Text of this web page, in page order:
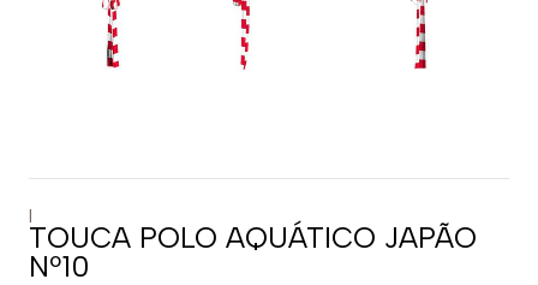
|
TOUCA POLO AQUÁTICO JAPÃO
Nº10